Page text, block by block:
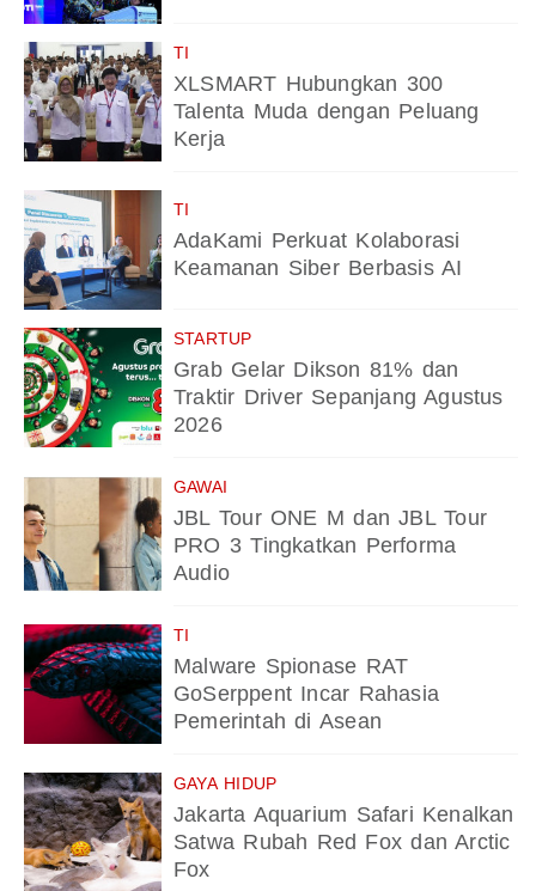
TI
XLSMART Hubungkan 300
Talenta Muda dengan Peluang
Kerja
TI
AdaKami Perkuat Kolaborasi
Keamanan Siber Berbasis AI
STARTUP
Grab Gelar Dikson 81% dan
Traktir Driver Sepanjang Agustus
2026
GAWAI
JBL Tour ONE M dan JBL Tour
PRO 3 Tingkatkan Performa
Audio
TI
Malware Spionase RAT
GoSerppent Incar Rahasia
Pemerintah di Asean
GAYA HIDUP
Jakarta Aquarium Safari Kenalkan
Satwa Rubah Red Fox dan Arctic
Fox